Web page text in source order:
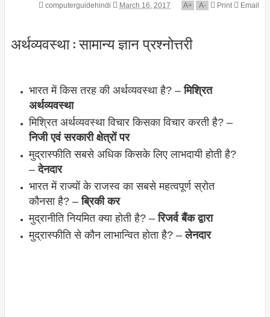
computerguidehindi March 16, 2017 A+ A- Print Email
अर्थव्यवस्था : सामान्य ज्ञान प्रश्नोत्तरी
भारत में किस तरह की अर्थव्यवस्था है? –मिश्रित
अर्थव्यवस्था
मिश्रित अर्थव्यवस्था विचार किसका विचार करती है? –
निजी एवं सरकारी क्षेत्रों पर
मुद्रास्फीति सबसे अधिक किसके लिए लाभदायी होती है?
–देनदार
भारत में राज्यों के राजस्व का सबसे महत्वपूर्ण स्रोत
कौनसा है? –ब्रिकी कर
मुद्रानीति नियमित क्या होती है? –रिजर्व बैंक द्वारा
मुद्रास्फीति से कौन लाभान्वित होता है? –लेनदार